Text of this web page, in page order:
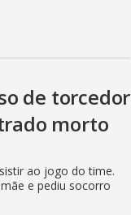
de torcedor
morto
ao jogo do time.
e pediu socorro